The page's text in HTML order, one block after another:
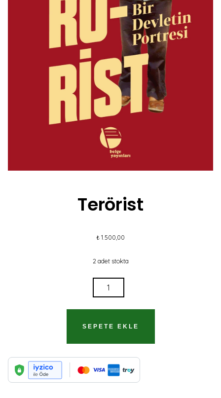
Terörist
₺ 1.500,00
2 adet stokta
SEPETE EKLE